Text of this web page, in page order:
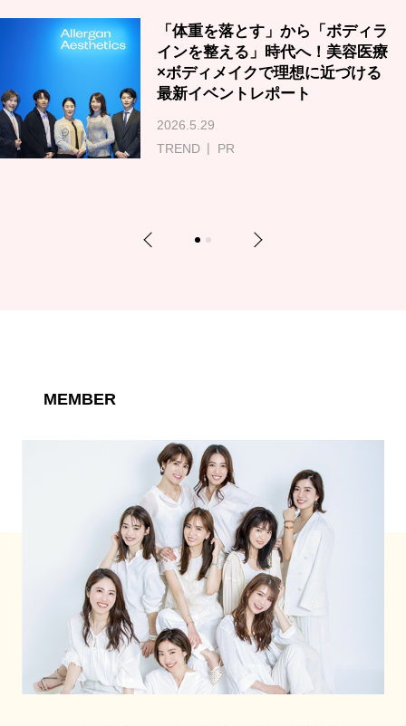
「体重を落とす」から「ボディラ
インを整える」時代へ！美容医療
×ボディメイクで理想に近づける
最新イベントレポート
2026.5.29
TREND
PR
Previous 1 2 Next
MEMBER